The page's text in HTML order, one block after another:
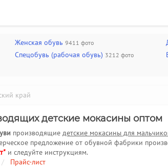
Женская обувь 9411 фото
Спецобувь (рабочая обувь) 3212 фото
край
детские мокасины оптом
производящие детские мокасины для
предложение от обувной фабрики
и следуйте инструкциям.
/ Прайс-лист